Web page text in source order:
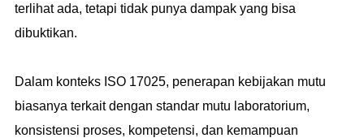
terlihat ada, tetapi tidak punya dampak yang bisa
dibuktikan.
Dalam konteks ISO 17025, penerapan kebijakan mutu
biasanya terkait dengan standar mutu laboratorium,
konsistensi proses, kompetensi, dan kemampuan